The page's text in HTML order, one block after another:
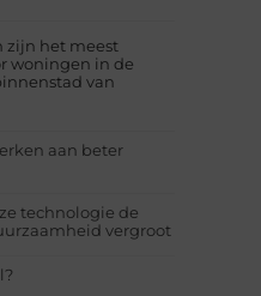
zijn het meest
woningen in de
van
aan beter
technologie de
vergroot